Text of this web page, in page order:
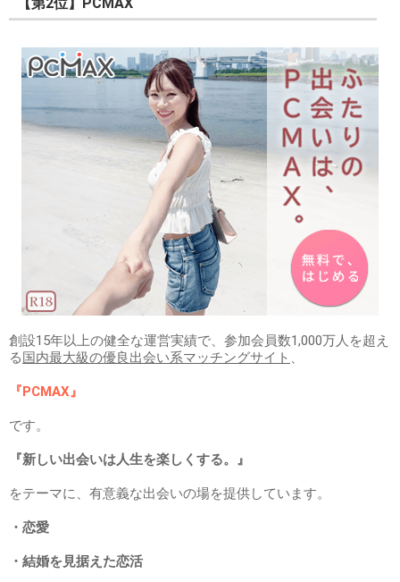
創設15年以上の健全な運営実績で、参加会員数1,000万人を超え
る国内最大級の優良出会い系マッチングサイト 、
『PCMAX』
です。
『新しい出会いは人生を楽しくする。』
をテーマに、有意義な出会いの場を提供しています。
・恋愛
・結婚を見据えた恋活